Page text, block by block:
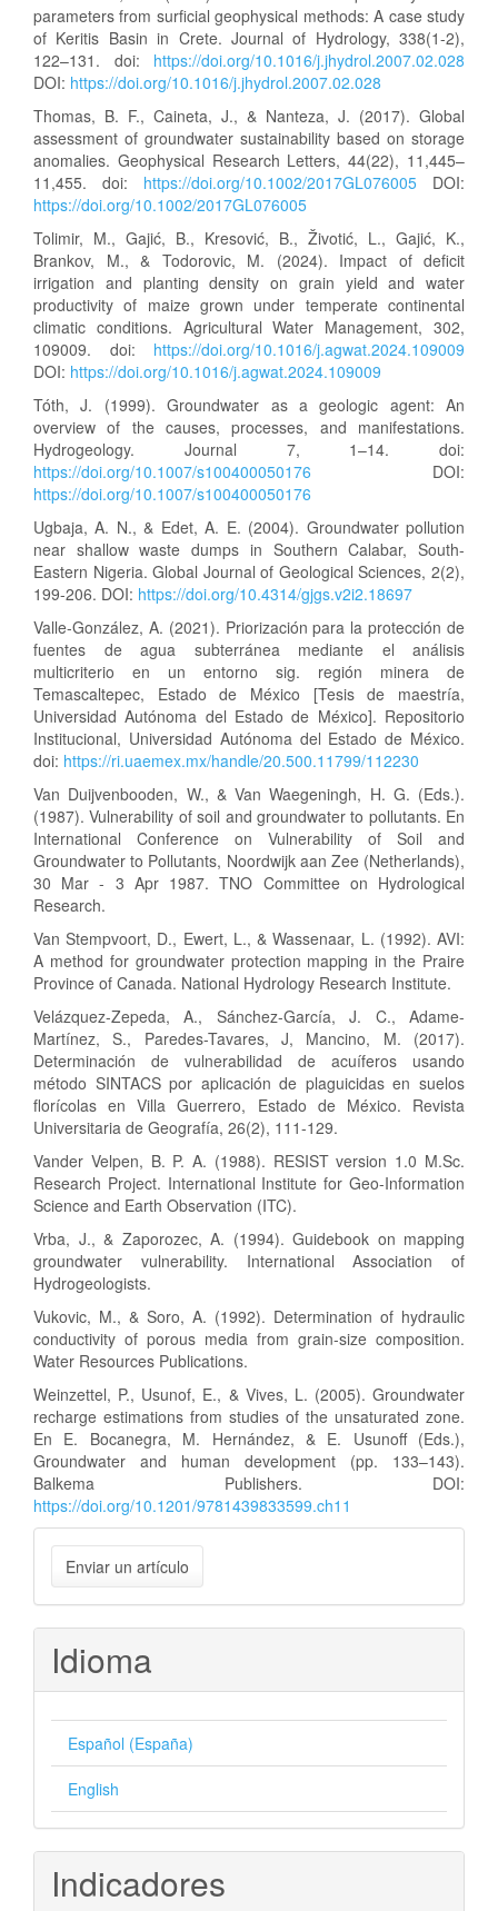
parameters from surficial geophysical methods: A case study
of Keritis Basin in Crete. Journal of Hydrology, 338(1-2),
122–131. doi: https://doi.org/10.1016/j.jhydrol.2007.02.028
DOI: https://doi.org/10.1016/j.jhydrol.2007.02.028
Thomas, B. F., Caineta, J., & Nanteza, J. (2017). Global
assessment of groundwater sustainability based on storage
anomalies. Geophysical Research Letters, 44(22), 11,445–
11,455. doi: https://doi.org/10.1002/2017GL076005 DOI:
https://doi.org/10.1002/2017GL076005
Tolimir, M., Gajić, B., Kresović, B., Životić, L., Gajić, K.,
Brankov, M., & Todorovic, M. (2024). Impact of deficit
irrigation and planting density on grain yield and water
productivity of maize grown under temperate continental
climatic conditions. Agricultural Water Management, 302,
109009. doi: https://doi.org/10.1016/j.agwat.2024.109009
DOI: https://doi.org/10.1016/j.agwat.2024.109009
Tóth, J. (1999). Groundwater as a geologic agent: An
overview of the causes, processes, and manifestations.
Hydrogeology. Journal 7, 1–14. doi:
https://doi.org/10.1007/s100400050176 DOI:
https://doi.org/10.1007/s100400050176
Ugbaja, A. N., & Edet, A. E. (2004). Groundwater pollution
near shallow waste dumps in Southern Calabar, South-
Eastern Nigeria. Global Journal of Geological Sciences, 2(2),
199-206. DOI: https://doi.org/10.4314/gjgs.v2i2.18697
Valle-González, A. (2021). Priorización para la protección de
fuentes de agua subterránea mediante el análisis
multicriterio en un entorno sig. región minera de
Temascaltepec, Estado de México [Tesis de maestría,
Universidad Autónoma del Estado de México]. Repositorio
Institucional, Universidad Autónoma del Estado de México.
doi: https://ri.uaemex.mx/handle/20.500.11799/112230
Van Duijvenbooden, W., & Van Waegeningh, H. G. (Eds.).
(1987). Vulnerability of soil and groundwater to pollutants. En
International Conference on Vulnerability of Soil and
Groundwater to Pollutants, Noordwijk aan Zee (Netherlands),
30 Mar - 3 Apr 1987. TNO Committee on Hydrological
Research.
Van Stempvoort, D., Ewert, L., & Wassenaar, L. (1992). AVI:
A method for groundwater protection mapping in the Praire
Province of Canada. National Hydrology Research Institute.
Velázquez-Zepeda, A., Sánchez-García, J. C., Adame-
Martínez, S., Paredes-Tavares, J, Mancino, M. (2017).
Determinación de vulnerabilidad de acuíferos usando
método SINTACS por aplicación de plaguicidas en suelos
florícolas en Villa Guerrero, Estado de México. Revista
Universitaria de Geografía, 26(2), 111-129.
Vander Velpen, B. P. A. (1988). RESIST version 1.0 M.Sc.
Research Project. International Institute for Geo-Information
Science and Earth Observation (ITC).
Vrba, J., & Zaporozec, A. (1994). Guidebook on mapping
groundwater vulnerability. International Association of
Hydrogeologists.
Vukovic, M., & Soro, A. (1992). Determination of hydraulic
conductivity of porous media from grain-size composition.
Water Resources Publications.
Weinzettel, P., Usunof, E., & Vives, L. (2005). Groundwater
recharge estimations from studies of the unsaturated zone.
En E. Bocanegra, M. Hernández, & E. Usunoff (Eds.),
Groundwater and human development (pp. 133–143).
Balkema Publishers. DOI:
https://doi.org/10.1201/9781439833599.ch11
Enviar
un
artículo
Enviar un artículo
Idioma
Español (España)
English
Indicadores